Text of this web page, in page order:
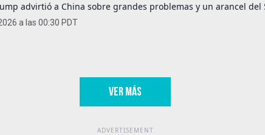
advirtió a China sobre grandes problemas y un arancel
a las 00:30 PDT
VER MÁS